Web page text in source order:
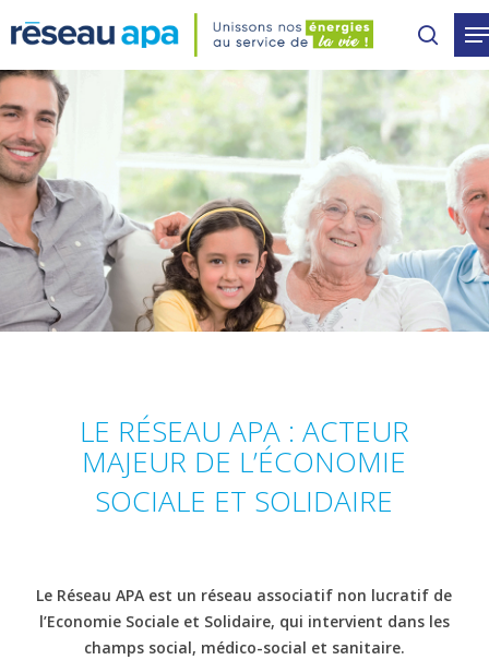
to
main
content
LE RÉSEAU APA : ACTEUR
MAJEUR DE L’ÉCONOMIE
SOCIALE ET SOLIDAIRE
Le Réseau APA est un réseau associatif non lucratif de
l’Economie Sociale et Solidaire, qui intervient dans les
champs social, médico-social et sanitaire.